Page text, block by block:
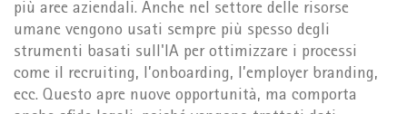
più aree aziendali. Anche nel settore delle risorse
umane vengono usati sempre più spesso degli
strumenti basati sull'IA per ottimizzare i processi
come il recruiting, l’onboarding, l’employer branding,
ecc. Questo apre nuove opportunità, ma comporta